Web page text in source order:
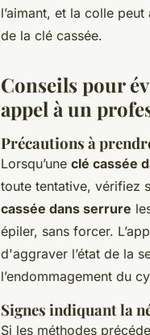
l’aimant, et la colle
de la clé cassée.
Conseils pour
appel à un
Précautions à
Lorsqu’une clé cassée
toute tentative, vérifiez
cassée dans serrure
épiler, sans forcer.
d'aggraver l’état de la
l’endommagement du
Signes indiquant la
Si les méthodes